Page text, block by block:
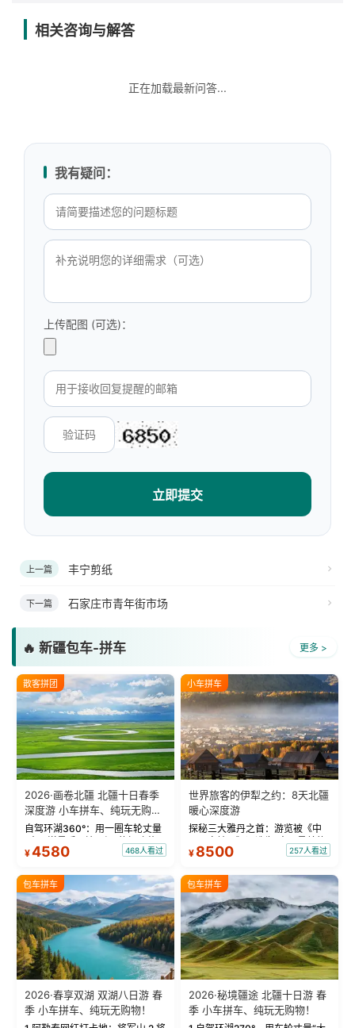
相关咨询与解答
正在加载最新问答...
我有疑问：
上传配图 (可选)：
立即提交
上一篇 丰宁剪纸
下一篇 石家庄市青年街市场
🔥 新疆包车-拼车 更多 >
散客拼团
2026·画卷北疆 北疆十日春季
深度游 小车拼车、纯玩无购
物！
自驾环湖360°：用一圈车轮丈量
“大西洋最后一滴眼泪”的极致蔚
蓝。 赛湖旅拍：甄选多款风格服
绝美瞬间。 赛湖坦克300跟车视
频：专业摄影师...
¥4580 468人看过
小车拼车
世界旅客的伊犁之约：8天北疆
暖心深度游
探秘三大雅丹之首：游览被《中
国国家地理》评选为“中国最美的
三大雅丹”第一名的克拉玛依魔鬼
瓦人最大村落——禾木村，欣赏
晨雾与小木...
¥ 8500 257人看过
包车拼车
2026·春享双湖 双湖八日游 春
季 小车拼车、纯玩无购物！
包车拼车
2026·秘境疆途 北疆十日游 春
季 小车拼车、纯玩无购物！